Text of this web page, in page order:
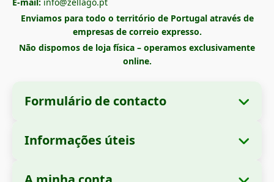
Enviamos para todo o território de Portugal através de
empresas de correio expresso.
Não dispomos de loja física – operamos exclusivamente
online.
Formulário de contacto
Denominação social:
Informações úteis